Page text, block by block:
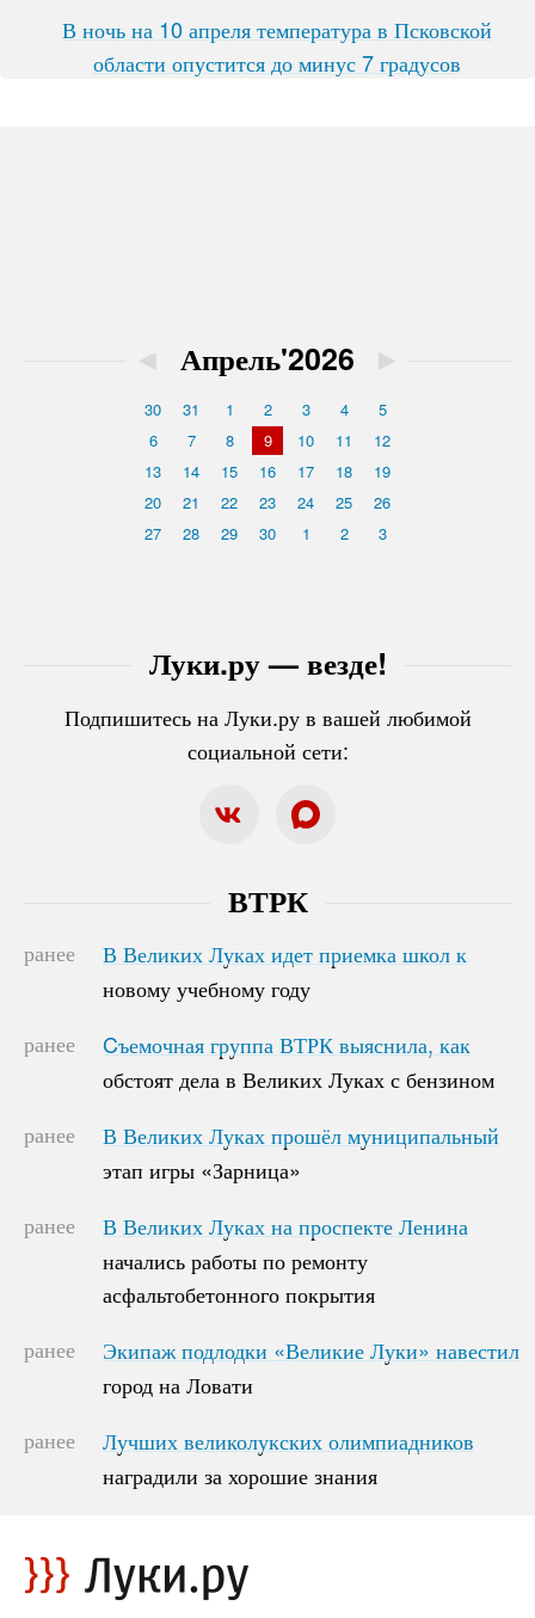
В ночь на 10 апреля температура в Псковской
области опустится до минус 7 градусов
Луки.ру — везде!
Подпишитесь на Луки.ру в вашей любимой
социальной сети:
◄ Апрель'2026 ►
30 31 1 2 3 4
5
6
7 8 9 10 11
12
13
14 15 16 17 18
19
20
21 22 23 24 25
26
27
28 29 30 1 2 3
ВТРК
ранее
В Великих Луках идет приемка школ к
новому учебному году
В Великих Луках идет приемка школ к
новому учебному году
ранее
Cъемочная группа ВТРК выяснила, как
обстоят дела в Великих Луках с бензином
Cъемочная группа ВТРК выяснила, как
обстоят дела в Великих Луках с бензином
ранее
В Великих Луках прошёл муниципальный
этап игры «Зарница»
В Великих Луках прошёл муниципальный
этап игры «Зарница»
ранее
В Великих Луках на проспекте Ленина
начались работы по ремонту
асфальтобетонного покрытия
В Великих Луках на проспекте Ленина
начались работы по ремонту
асфальтобетонного покрытия
ранее
Экипаж подлодки «Великие Луки» навестил
город на Ловати
Экипаж подлодки «Великие Луки» навестил
город на Ловати
ранее
Лучших великолукских олимпиадников
наградили за хорошие знания
Лучших великолукских олимпиадников
наградили за хорошие знания